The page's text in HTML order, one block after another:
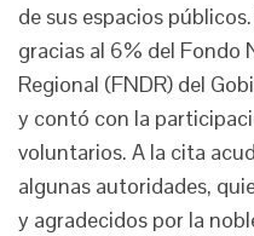
de sus espacios
gracias al 6% del Fondo
Regional (FNDR) del
y contó con la
voluntarios. A la cita
algunas autoridades,
y agradecidos por la